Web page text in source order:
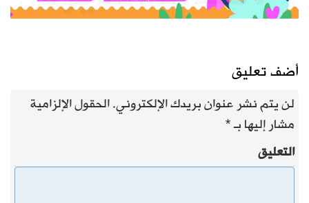
أضف تعليق
لن يتم نشر عنوان بريدك الإلكتروني.الحقول الإلزامية
مشار إليها بـ*
التعليق